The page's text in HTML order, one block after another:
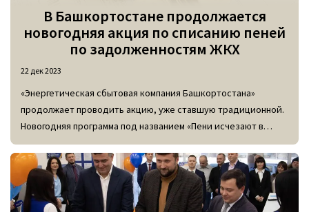
В Башкортостане продолжается
новогодняя акция по списанию пеней
по задолженностям ЖКХ
22 дек 2023
«Энергетическая сбытовая компания Башкортостана»
продолжает проводить акцию, уже ставшую традиционной.
Новогодняя программа под названием «Пени исчезают в
полночь» позволяет всем клиентам компании, у которых есть
действующая задолженность по оплате электроэнергии,
убрать пени, начисленные в результате просрочки.